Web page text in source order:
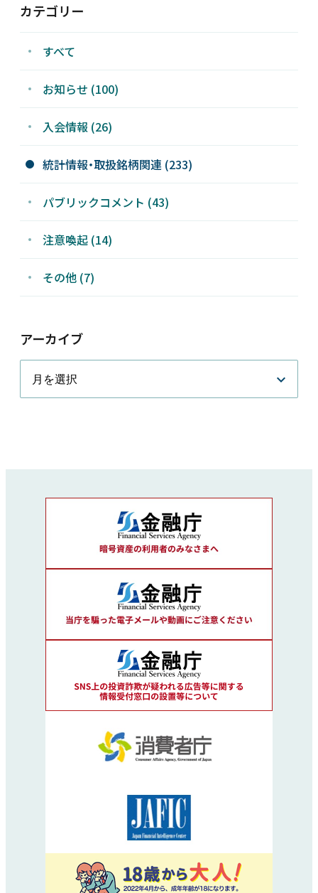
カテゴリー
すべて
お知らせ (100)
入会情報 (26)
統計情報・取扱銘柄関連 (233)
パブリックコメント (43)
注意喚起 (14)
その他 (7)
アーカイブ